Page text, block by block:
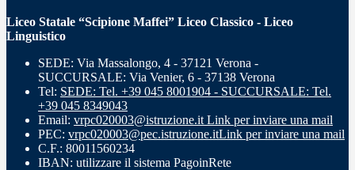
Liceo Statale “Scipione Maffei” Liceo Classico - Liceo
Linguistico
SEDE: Via Massalongo, 4 - 37121 Verona -
SUCCURSALE: Via Venier, 6 - 37138 Verona
Tel: SEDE: Tel. +39 045 8001904 - SUCCURSALE: Tel.
+39 045 8349043
Email: vrpc020003@istruzione.it Link per inviare una mail
PEC: vrpc020003@pec.istruzione.itLink per inviare una mail
C.F.: 80011560234
IBAN: utilizzare il sistema PagoinRete